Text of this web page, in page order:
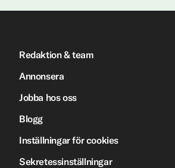
Redaktion & team
Annonsera
Jobba hos oss
Blogg
Inställningar för cookies
Sekretessinställningar